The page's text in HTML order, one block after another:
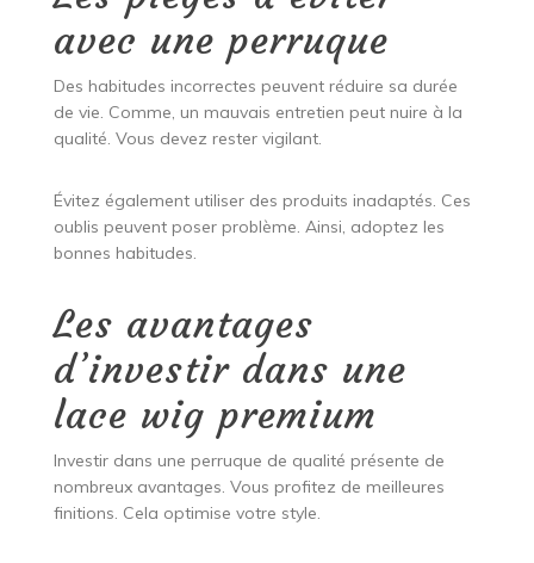
avec une perruque
Des habitudes incorrectes peuvent réduire sa durée
de vie. Comme, un mauvais entretien peut nuire à la
qualité. Vous devez rester vigilant.
Évitez également utiliser des produits inadaptés. Ces
oublis peuvent poser problème. Ainsi, adoptez les
bonnes habitudes.
Les avantages
d’investir dans une
lace wig premium
Investir dans une perruque de qualité présente de
nombreux avantages. Vous profitez de meilleures
finitions. Cela optimise votre style.